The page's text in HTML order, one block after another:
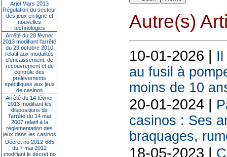
Arjel Mars 2013
Régulation du secteur
des jeux en ligne et
nouvelles
technologies
Arrêté du 28 février
2013 modifiant l'arrêté
du 29 octobre 2010
relatif aux modalités
d'encaissement, de
recouvrement et de
contrôle des
prélèvements
spécifiques aux jeux
de casinos
Arrêté du 14 février
2013 modifiant les
dispositions de
l'arrêté du 14 mai
2007 relatif à la
réglementation des
jeux dans les casinos
Décret no 2012-685
du 7 mai 2012
modifiant le décret no
Autre(s)
10-01-2026 | Il
au fusil à
moins de 10
20-01-2024 |
casinos : Ses
braquages,
18-05-2023 |